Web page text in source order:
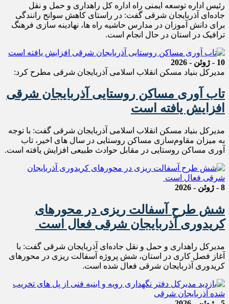
رئیس اداره توسعه ایمنی راه اداره کل راهداری و حمل و نقل
جاده‌ای آذربایجان شرقی گفت: در راستای کاهش سوانح رانندگی
برای دانش آموزان در مدارس حاشیه راه ها، نهادینه سازی فرهنگ
ترافیک در استان در حال انجام است.
10 - ژوئن - 2026
مدیرکل بنیاد مسکن انقلاب اسلامی آذربایجان شرقی مطرح کرد:
تاب آوری مساکن روستایی آذربایجان شرقی
افزایش یافته است
مدیرکل بنیاد مسکن انقلاب اسلامی آذربایجان شرقی گفت: با توجه
به میزان مقاوم‌سازی مساکن روستایی در سال های اخیر، تاب
آوری مساکن روستایی در مقابل حوادث طبیعی افزایش یافته است.
8 - ژوئن - 2026
شش طرح آسفالت ریزی در محورهای
کریدوری آذربایجان شرقی فعال است
مدیرکل راهداری و حمل و نقل جاده‌ای آذربایجان شرقی گفت: با
آغاز فصل کاری در استان، شش پروژه آسفالت ریزی در محورهای
کریدوری آذربایجان شرقی فعال شده است.